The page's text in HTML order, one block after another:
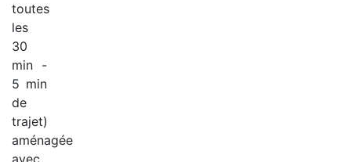
toutes
les
30
min -
5 min
de
trajet)
aménagée
avec